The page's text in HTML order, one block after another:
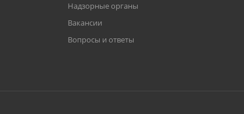
Надзорные органы
Вакансии
Вопросы и ответы